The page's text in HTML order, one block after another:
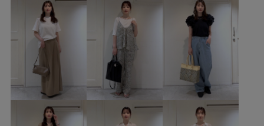
フェミニンコーデ シンプルコーデ きれいめコーデ
SALON adam et ropé ウェーブ ブルべ夏 混合
トップス Tシャツ/カットソー キャミソール
バッグ ショルダーバッグ サンダル
SBA56130 SHF36130 SHM36090 SHS26110